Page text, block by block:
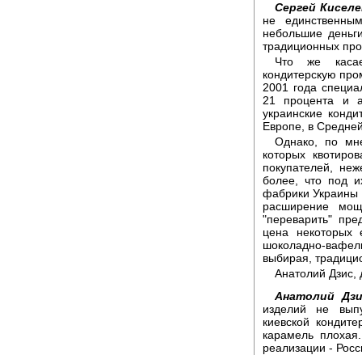
Сергей
не
небольшие
традиционных
Что же
кондитерскую
2001 года
21 процента и
украинские
Европе, в
Однако, по
которых
покупателей,
более, что под
фабрики Украины
расширение
"переварить"
цена
шоколадно-
выбирая,
Анатолий Дзис,
Анатолий
изделий не
киевской
карамель
реализации -